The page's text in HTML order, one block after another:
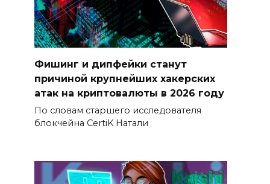
Фишинг и дипфейки станут
причиной крупнейших хакерских
атак на криптовалюты в 2026 году
По словам старшего исследователя
блокчейна CertiK Натали